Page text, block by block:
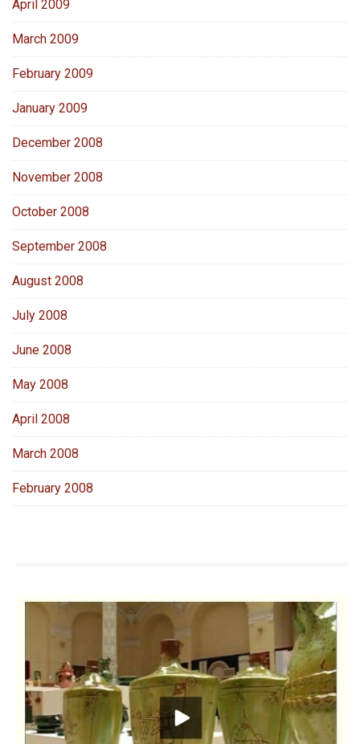
April 2009
March 2009
February 2009
January 2009
December 2008
November 2008
October 2008
September 2008
August 2008
July 2008
June 2008
May 2008
April 2008
March 2008
February 2008